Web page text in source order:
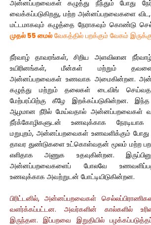
அன்னப்பறவைகள் கழுத்து நீந்தும் போது
வைக்கப்படுகிறது, மற்ற அன்னப்பறவைகளை
மட்டமாகவும் கழுத்தை நேராகவும் கொண்டு
முதல் 55 மைல்வேகத்தில் பறக்கும் வேகம்
நீர்வாழ் தாவரங்கள், சிறிய அளவிலான நீர்வாழ்
உயிரினங்கள், மீன்கள் மற்றும்
அன்னப்பறவைகள் உணவாக அமைகின்றன.
கழுத்து மற்றும் தலைகள் டைவிங்
மேற்பரப்பிற்கு கீழே இறக்கப்படுகின்றன.
ஆழமான நீரில் மேய்வதால் அன்னப்பறவைகள்
நீர்க்கோழிகளுடன் உணவுக்காக நேரடியாக
மறுபுறம், அன்னப்பறவைகள் உணவளிக்கும் போது
தாவர துண்டுகளை உட்கொள்வதன் மூலம் மற்ற
எளிதாக அணுக உதவுகின்றன.
அன்னப்பறவைகளைப் போலவே
உணவுக்காக அவற்றுடன் போட்டியிடுகின்றன.
பிரிட்டனில், அன்னப்பறவைகள்
வளர்க்கப்பட்டன. அவர்களின் கால்களில்
இருந்தன. இப்பறவை இறுதியில்